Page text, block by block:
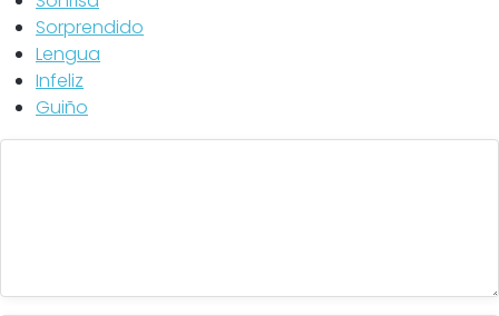
Sorprendido
Lengua
Infeliz
Guiño